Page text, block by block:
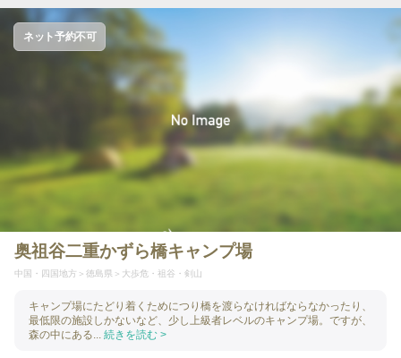
ネット予約不可
奥祖谷二重かずら橋キャンプ場
中国・四国地方 徳島県 大歩危・祖谷・剣山
キャンプ場にたどり着くためにつり橋を渡らなければならなかったり、
最低限の施設しかないなど、少し上級者レベルのキャンプ場。ですが、
森の中にある... 続きを読む >